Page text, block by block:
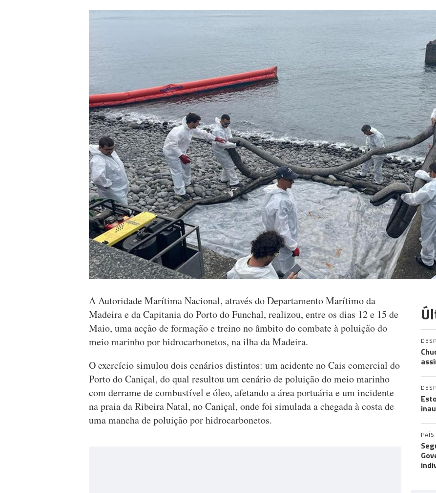
A Autoridade Marítima Nacional, através do Departamento Marítimo da
Madeira e da Capitania do Porto do Funchal, realizou, entre os dias 12 e 15 de
Maio, uma acção de formação e treino no âmbito do combate à poluição do
meio marinho por hidrocarbonetos, na ilha da Madeira.
O exercício simulou dois cenários distintos: um acidente no Cais comercial do
Porto do Caniçal, do qual resultou um cenário de poluição do meio marinho
com derrame de combustível e óleo, afetando a área portuária e um incidente
na praia da Ribeira Natal, no Caniçal, onde foi simulada a chegada à costa de
uma mancha de poluição por hidrocarbonetos.
PAÍS